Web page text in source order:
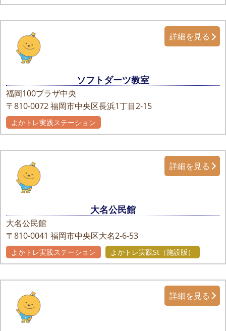
ソフトダーツ教室
福岡100プラザ中央
〒810-0072福岡市中央区長浜1丁目2-15
詳細を見る
よかトレ実践ステーション
大名公民館
大名公民館
〒810-0041 福岡市中央区大名2-6-53
詳細を見る
よかトレ実践ステーション よかトレ実践St（施設版）
詳細を見る